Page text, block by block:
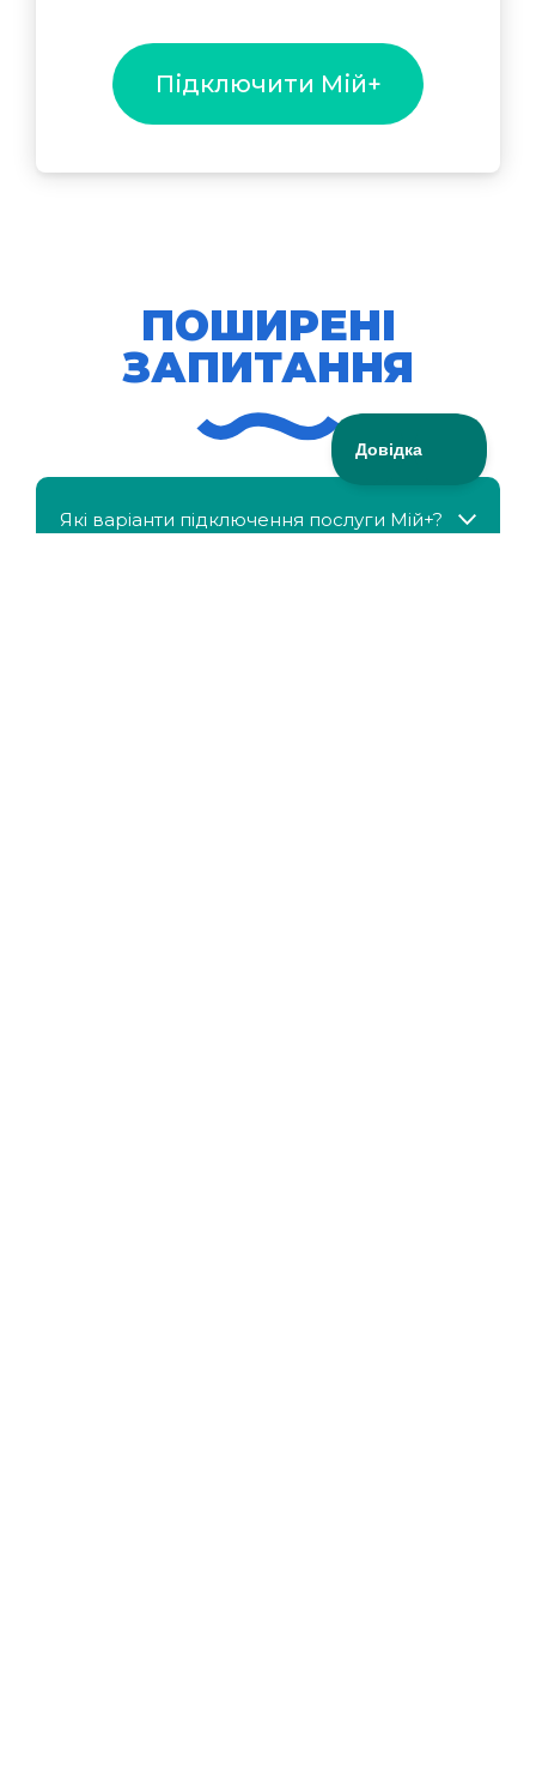
Підключити Мій+
ПОШИРЕНІ
ЗАПИТАННЯ
Які варіанти підключення послуги Мій+?